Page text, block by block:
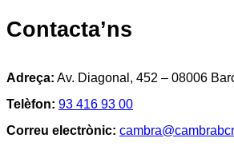
Contacta’ns
Adreça: Av. Diagonal, 452 – 08006
Telèfon: 93 416 93 00
Correu electrònic: